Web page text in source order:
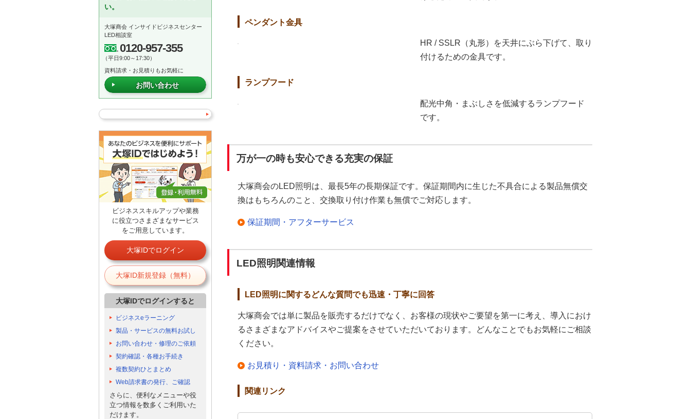
ペンダント金具
HR / SSLR（丸形）を天井にぶら下げて、取り
付けるための金具です。
ランプフード
配光中角・まぶしさを低減するランプフード
です。
万が一の時も安心できる充実の保証
大塚商会のLED照明は、最長5年の長期保証です。保証期間内に生じた不具合による製品無償交
換はもちろんのこと、交換取り付け作業も無償でご対応します。
保証期間・アフターサービス
LED照明関連情報
LED照明に関するどんな質問でも迅速・丁寧に回答
大塚商会では単に製品を販売するだけでなく、お客様の現状やご要望を第一に考え、導入におけ
るさまざまなアドバイスやご提案をさせていただいております。どんなことでもお気軽にご相談
ください。
お見積り・資料請求・お問い合わせ
関連リンク
い。
大塚商会 インサイドビジネスセンター
LED相談室
0120-957-355
（平日9:00～17:30）
資料請求・お見積りもお気軽に
お問い合わせ
ビジネススキルアップや業務
に役立つさまざまなサービス
をご用意しています。
大塚IDでログイン
大塚ID新規登録（無料）
大塚IDでログインすると
ビジネスeラーニング
製品・サービスの無料お試し
お問い合わせ・修理のご依頼
契約確認・各種お手続き
複数契約ひとまとめ
Web請求書の発行、ご確認
さらに、便利なメニューや役
立つ情報を数多くご利用いた
だけます。